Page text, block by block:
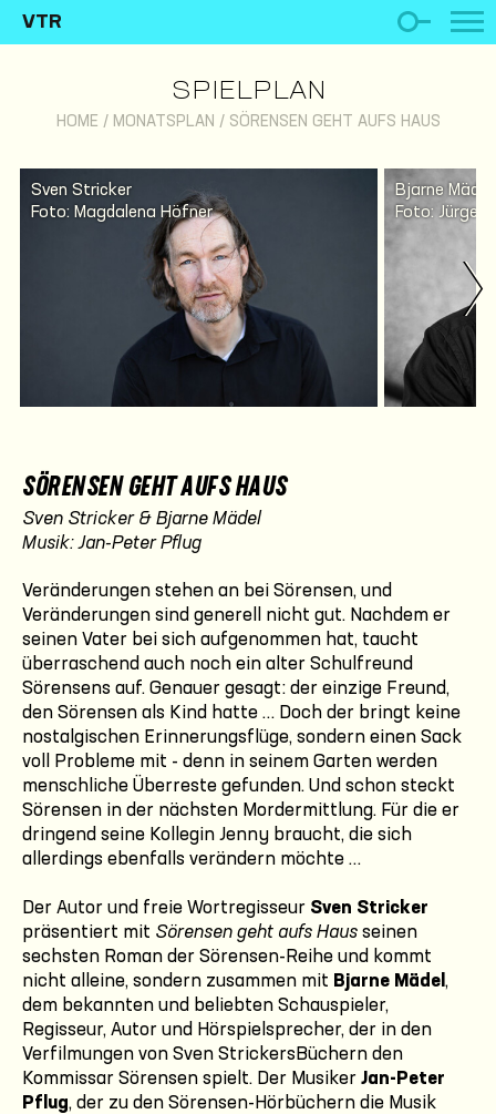
VTR
SPIELPLAN
HOME / MONATSPLAN / SÖRENSEN GEHT AUFS HAUS
Sven Stricker
Foto: Magdalena Höfner
Bjarne Mädel
Foto: Jürgen
SÖRENSEN GEHT AUFS HAUS
Sven Stricker & Bjarne Mädel
Musik: Jan-Peter Pflug
Veränderungen stehen an bei Sörensen, und
Veränderungen sind generell nicht gut. Nachdem er
seinen Vater bei sich aufgenommen hat, taucht
überraschend auch noch ein alter Schulfreund
Sörensens auf. Genauer gesagt: der einzige Freund,
den Sörensen als Kind hatte … Doch der bringt keine
nostalgischen Erinnerungsflüge, sondern einen Sack
voll Probleme mit - denn in seinem Garten werden
menschliche Überreste gefunden. Und schon steckt
Sörensen in der nächsten Mordermittlung. Für die er
dringend seine Kollegin Jenny braucht, die sich
allerdings ebenfalls verändern möchte …
Der Autor und freie Wortregisseur Sven Stricker
präsentiert mit Sörensen geht aufs Haus seinen
sechsten Roman der Sörensen-Reihe und kommt
nicht alleine, sondern zusammen mit Bjarne Mädel ,
dem bekannten und beliebten Schauspieler,
Regisseur, Autor und Hörspielsprecher, der in den
Verfilmungen von Sven StrickersBüchern den
Kommissar Sörensen spielt. Der Musiker Jan-Peter
Pflug, der zu den Sörensen-Hörbüchern die Musik